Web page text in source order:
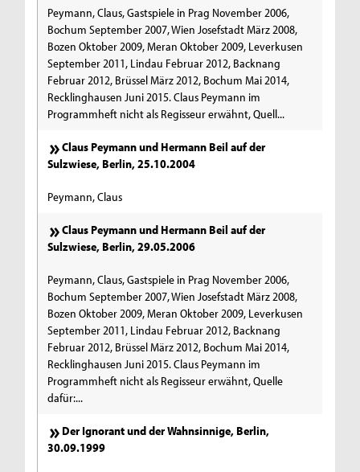
Peymann, Claus, Gastspiele in Prag November 2006,
Bochum September 2007, Wien Josefstadt März 2008,
Bozen Oktober 2009, Meran Oktober 2009, Leverkusen
September 2011, Lindau Februar 2012, Backnang
Februar 2012, Brüssel März 2012, Bochum Mai 2014,
Recklinghausen Juni 2015. Claus Peymann im
Programmheft nicht als Regisseur erwähnt, Quell...
Claus Peymann und Hermann Beil auf der
Sulzwiese, Berlin, 25.10.2004
Peymann, Claus
Claus Peymann und Hermann Beil auf der
Sulzwiese, Berlin, 29.05.2006
Peymann, Claus, Gastspiele in Prag November 2006,
Bochum September 2007, Wien Josefstadt März 2008,
Bozen Oktober 2009, Meran Oktober 2009, Leverkusen
September 2011, Lindau Februar 2012, Backnang
Februar 2012, Brüssel März 2012, Bochum Mai 2014,
Recklinghausen Juni 2015. Claus Peymann im
Programmheft nicht als Regisseur erwähnt, Quelle
dafür:...
Der Ignorant und der Wahnsinnige, Berlin,
30.09.1999